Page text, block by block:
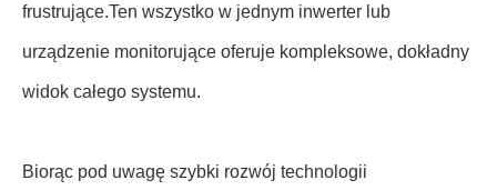
frustrujące.Ten wszystko w jednym inwerter lub
urządzenie monitorujące oferuje kompleksowe, dokładny
widok całego systemu.
Biorąc pod uwagę szybki rozwój technologii